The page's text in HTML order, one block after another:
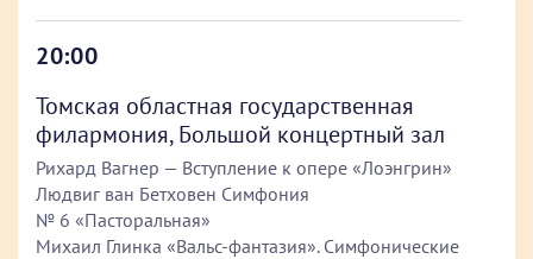
20:00
Томская областная государственная
филармония, Большой концертный зал
Рихард Вагнер — Вступление к опере «Лоэнгрин»
Людвиг ван Бетховен Симфония
№ 6 «Пасторальная»
Михаил Глинка «Вальс-фантазия». Симфонические